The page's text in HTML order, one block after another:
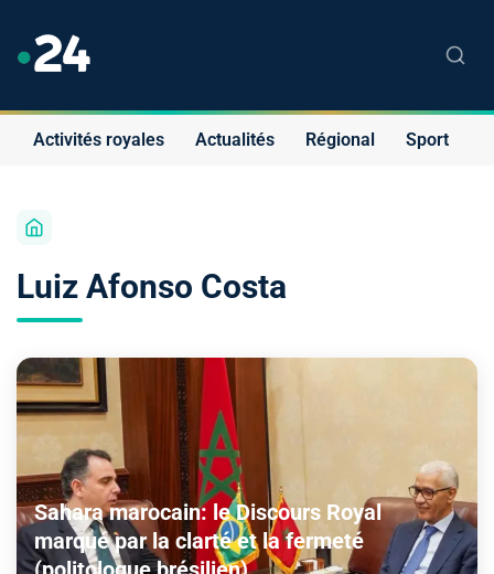
Activités royales Actualités Régional Sport
Luiz Afonso Costa
Sahara marocain: le Discours Royal
marqué par la clarté et la fermeté